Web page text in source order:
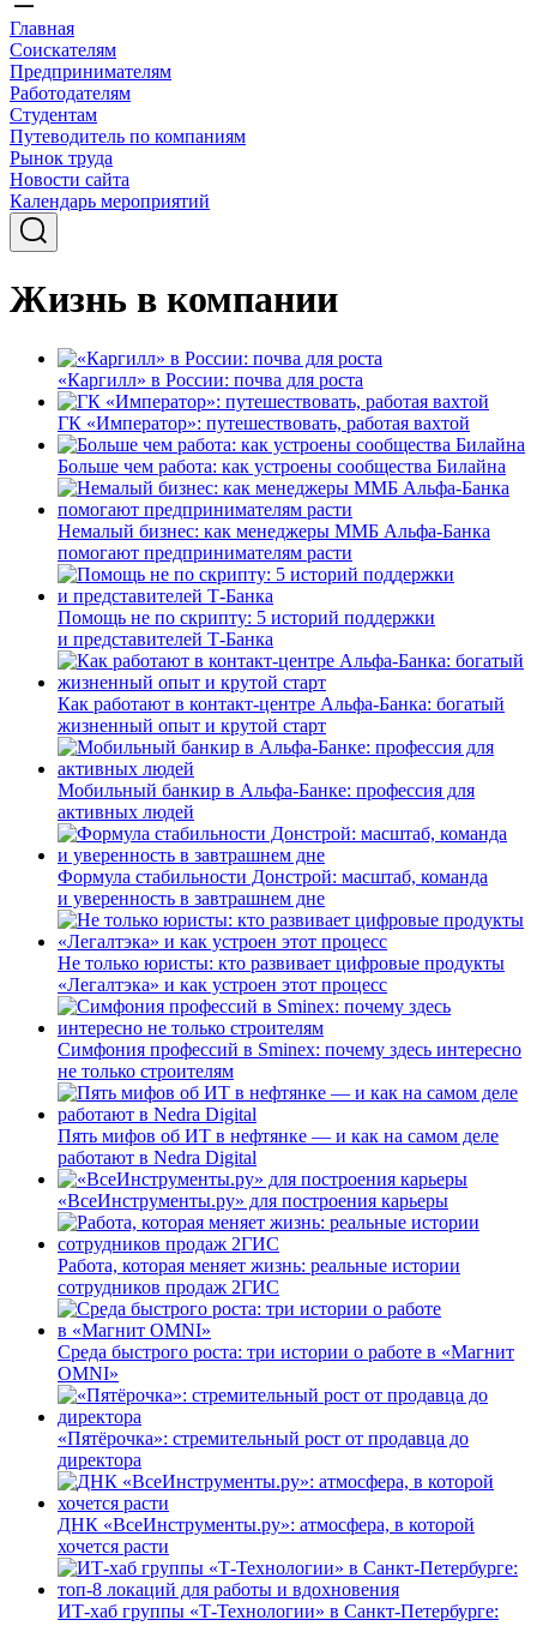
Главная
Соискателям
Предпринимателям
Работодателям
Студентам
Путеводитель по компаниям
Рынок труда
Новости сайта
Календарь мероприятий
Жизнь в компании
«Каргилл» в России: почва для роста
ГК «Император»: путешествовать, работая вахтой
Больше чем работа: как устроены сообщества Билайна
Немалый бизнес: как менеджеры ММБ Альфа-Банка
помогают предпринимателям расти
Помощь не по скрипту: 5 историй поддержки
и представителей Т-Банка
Как работают в контакт-центре Альфа-Банка: богатый
жизненный опыт и крутой старт
Мобильный банкир в Альфа-Банке: профессия для
активных людей
Формула стабильности Донстрой: масштаб, команда
и уверенность в завтрашнем дне
Не только юристы: кто развивает цифровые продукты
«Легалтэка» и как устроен этот процесс
Симфония профессий в Sminex: почему здесь интересно
не только строителям
Пять мифов об ИТ в нефтянке — и как на самом деле
работают в Nedra Digital
«ВсеИнструменты.ру» для построения карьеры
Работа, которая меняет жизнь: реальные истории
сотрудников продаж 2ГИС
Среда быстрого роста: три истории о работе в «Магнит
OMNI»
«Пятёрочка»: стремительный рост от продавца до
директора
ДНК «ВсеИнструменты.ру»: атмосфера, в которой
хочется расти
ИТ-хаб группы «Т-Технологии» в Санкт-Петербурге: